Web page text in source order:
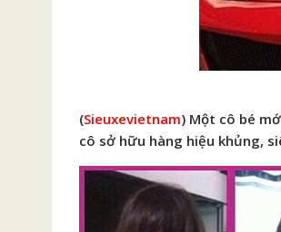
(Sieuxevietnam) Một cô bé
cô sở hữu hàng hiệu khủng,